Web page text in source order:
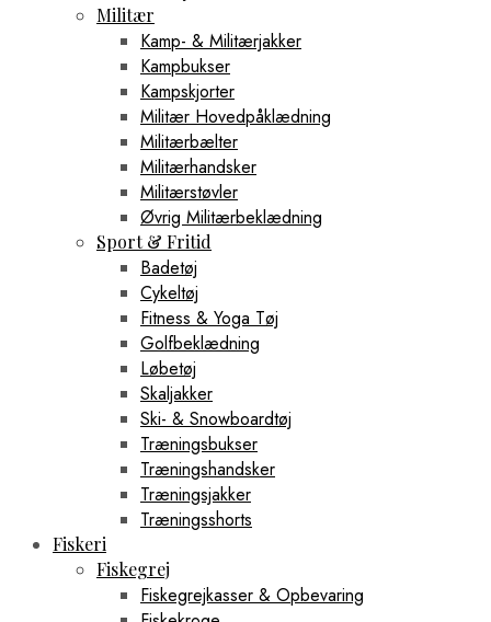
Militær
Kamp- & Militærjakker
Kampbukser
Kampskjorter
Militær Hovedpåklædning
Militærbælter
Militærhandsker
Militærstøvler
Øvrig Militærbeklædning
Sport & Fritid
Badetøj
Cykeltøj
Fitness & Yoga Tøj
Golfbeklædning
Løbetøj
Skaljakker
Ski- & Snowboardtøj
Træningsbukser
Træningshandsker
Træningsjakker
Træningsshorts
Fiskeri
Fiskegrej
Fiskegrejkasser & Opbevaring